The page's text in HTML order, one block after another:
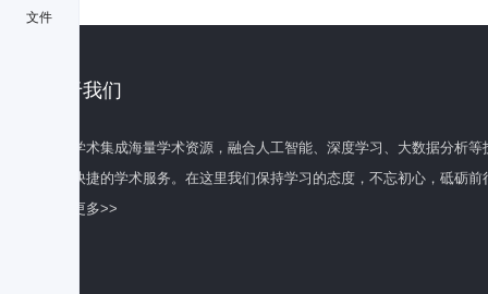
文件
关于我们
百度学术集成海量学术资源，融合人工智能、深度学习、大数据分析
全面快捷的学术服务。在这里我们保持学习的态度，不忘初心，砥砺前
了解更多>>